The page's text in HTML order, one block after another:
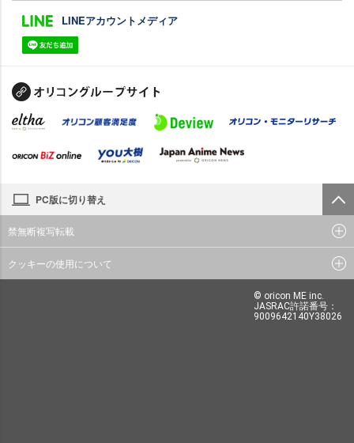
LINEアカウントメディア
PC版に切り替え
禁無断複写転載
クッキーの使用について
© oricon ME inc.
JASRAC許諾番号：
9009642140Y38026